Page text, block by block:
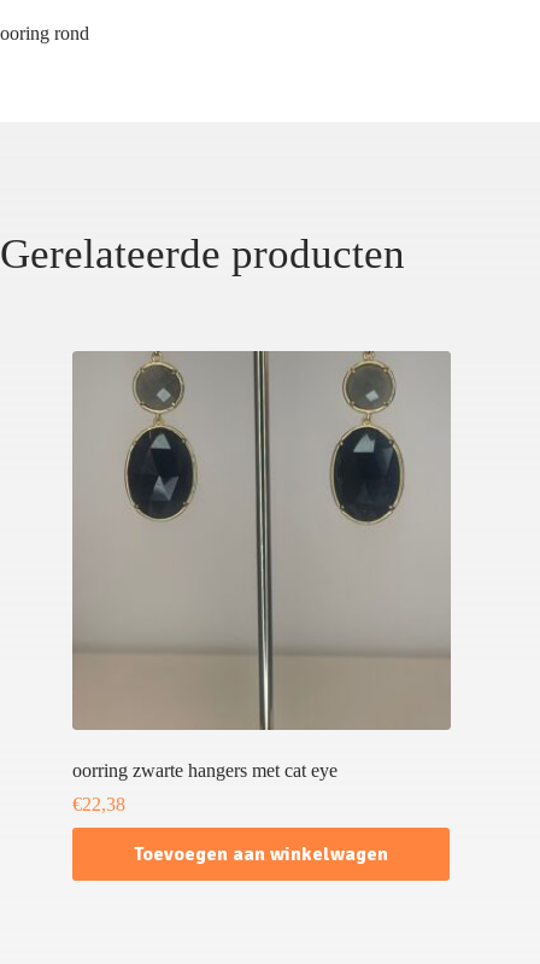
ooring rond
Gerelateerde producten
oorring zwarte hangers met cat eye
€22,38
Toevoegen aan winkelwagen